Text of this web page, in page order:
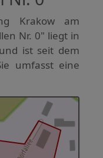
Krakow am
Nr. 0" liegt in
ist seit dem
umfasst eine